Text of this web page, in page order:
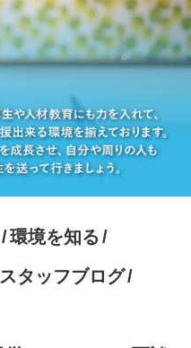
環境を知る
スタッフブログ